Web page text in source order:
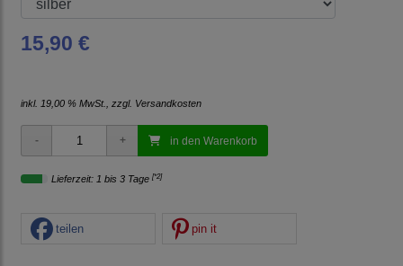
15,90 €
inkl. 19,00 % MwSt., zzgl. Versandkosten
in den Warenkorb
Lieferzeit: 1 bis 3 Tage [*2]
teilen pin it